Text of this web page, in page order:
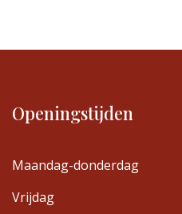
Openingstijden
Maandag-donderdag
Vrijdag